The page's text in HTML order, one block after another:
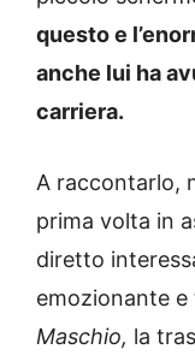
questo e
anche lui ha
carriera.
A raccontarlo,
prima volta in
diretto
emozionante
Maschio, la